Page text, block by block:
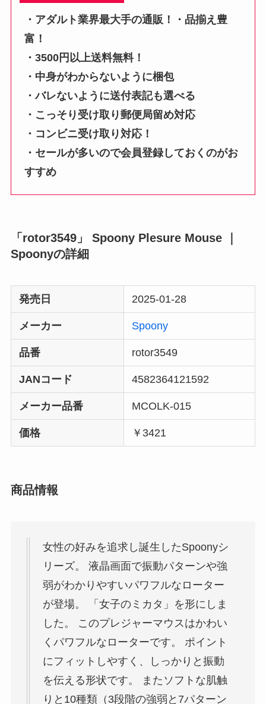
・アダルト業界最大手の通販！・品揃え豊
富！
・3500円以上送料無料！
・中身がわからないように梱包
・バレないように送付表記も選べる
・こっそり受け取り郵便局留め対応
・コンビニ受け取り対応！
・セールが多いので会員登録しておくのがお
すすめ
「rotor3549」 Spoony Plesure Mouse ｜
Spoonyの詳細
発売日 2025-01-28
メーカー Spoony
品番 rotor3549
JANコード 4582364121592
メーカー品番 MCOLK-015
価格 ￥3421
商品情報
女性の好みを追求し誕生したSpoonyシ
リーズ。 液晶画面で振動パターンや強
弱がわかりやすいパワフルなローター
が登場。 「女子のミカタ」を形にしま
した。 このプレジャーマウスはかわい
くパワフルなローターです。 ポイント
にフィットしやすく、しっかりと振動
を伝える形状です。 またソフトな肌触
りと10種類（3段階の強弱と7パターン